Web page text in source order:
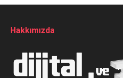
Hakkımızda